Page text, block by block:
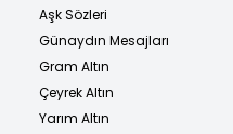
Aşk Sözleri
Günaydın Mesajları
Gram Altın
Çeyrek Altın
Yarım Altın